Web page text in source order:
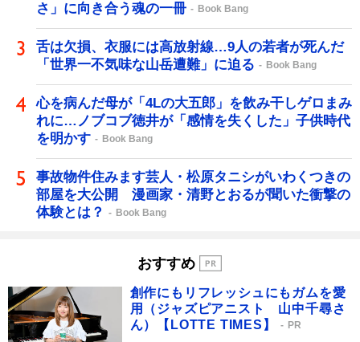
さ」に向き合う魂の一冊
Book Bang
舌は欠損、衣服には高放射線…9人の若者が死んだ
「世界一不気味な山岳遭難」に迫る
Book Bang
心を病んだ母が「4Lの大五郎」を飲み干しゲロまみ
れに…ノブコブ徳井が「感情を失くした」子供時代
を明かす
Book Bang
事故物件住みます芸人・松原タニシがいわくつきの
部屋を大公開 漫画家・清野とおるが聞いた衝撃の
体験とは？
Book Bang
おすすめ
創作にもリフレッシュにもガムを愛
用（ジャズピアニスト 山中千尋さ
ん）【LOTTE TIMES】
PR